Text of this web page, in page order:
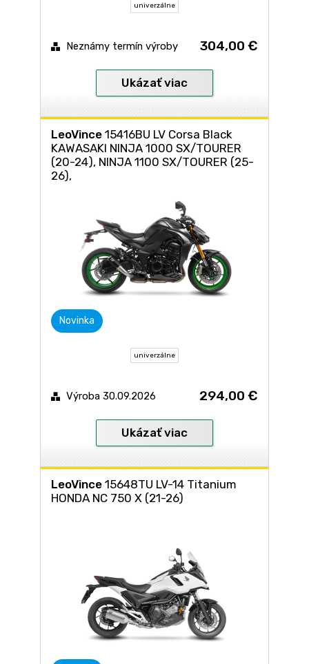
univerzálne
Neznámy termín výroby 304,00 €
Ukázať viac
LeoVince 15416BU LV Corsa Black
KAWASAKI NINJA 1000 SX/TOURER
(20-24), NINJA 1100 SX/TOURER (25-
26), Z 1100 (26)
Novinka
univerzálne
Výroba 30.09.2026 294,00 €
Ukázať viac
LeoVince 15648TU LV-14 Titanium
HONDA NC 750 X (21-26)